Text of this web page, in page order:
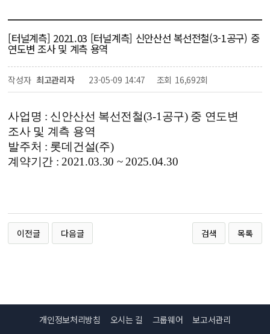
[터널계측] 2021.03 [터널계측] 신안산선 복선전철(3-1공구) 중
연도변 조사 및 계측 용역
작성자 최고관리자 23-05-09 14:47 조회 16,692회
사업명 : 신안산선 복선전철(3-1공구) 중 연도변
조사 및 계측 용역
발주처 : 롯데건설(주)
계약기간 : 2021.03.30 ~ 2025.04.30
이전글 다음글 검색 목록
개인정보처리방침 오시는 길 그룹웨어 보고서관리